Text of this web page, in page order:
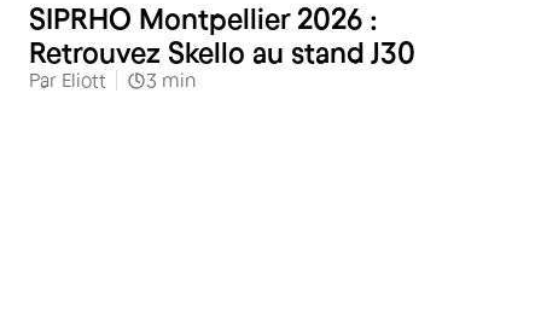
SIPRHO Montpellier 2026 :
Retrouvez Skello au stand J30
Par Eliott 3 min